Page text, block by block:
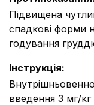
Підвищена
спадкові форми
годування
Інструкція:
введення 3 мг/кг